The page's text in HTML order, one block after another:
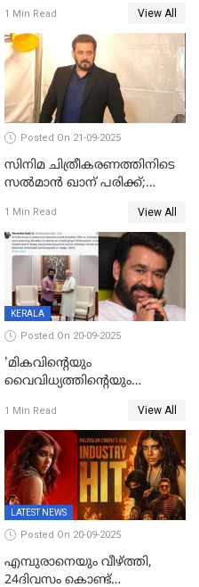
1 Min Read View All
Posted On 21-09-2025
സിനിമ ചിത്രീകരണത്തിനിടെ
സൽമാൻ ഖാന് പരിക്ക്;
മുംബൈയിലേക്ക് മടങ്ങി
1 Min Read View All
KERALA
Posted On 20-09-2025
'മികവിന്റെയും
വൈവിധ്യത്തിന്റെയും
അഭിനന്ദിച്ച് പ്രധാനമന്ത്രി
1 Min Read View All
LATEST NEWS
Posted On 20-09-2025
എമ്പുരാനെയും വീഴ്ത്തി,
24ദിവസം കൊണ്ട്